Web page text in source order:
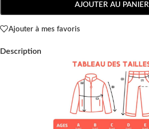
AJOUTER AU PANIER
Ajouter à mes favoris
Description